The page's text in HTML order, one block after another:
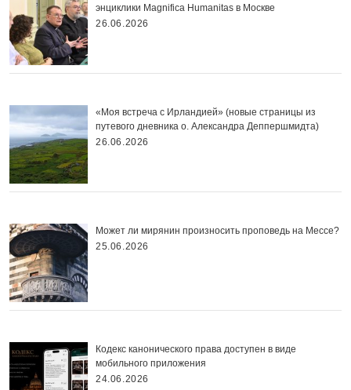
энциклики Magnifica Нumanitas в Москве
26.06.2026
«Моя встреча с Ирландией» (новые страницы из
путевого дневника о. Александра Деппершмидта)
26.06.2026
Может ли мирянин произносить проповедь на Мессе?
25.06.2026
Кодекс канонического права доступен в виде
мобильного приложения
24.06.2026